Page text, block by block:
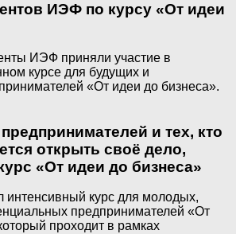
ИЭФ по курсу «От идеи
ИЭФ приняли участие в
курсе для будущих и
«От идеи до бизнеса».
и тех, кто
открыть своё дело,
«От идеи до бизнеса»
интенсивный курс для молодых,
предпринимателей «От
проходит в рамках